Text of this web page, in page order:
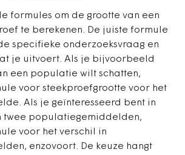
formules om de grootte van een
te berekenen. De juiste formule
specifieke onderzoeksvraag en
je uitvoert. Als je bijvoorbeeld
een populatie wilt schatten,
voor steekproefgrootte voor het
Als je geïnteresseerd bent in
twee populatiegemiddelden,
voor het verschil in
enzovoort. De keuze hangt